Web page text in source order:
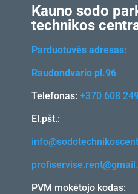
Kauno sodo
technikos
Parduotuvės adresas:
Raudondvario pl.96
Telefonas:+370 608
El.pšt.:
PVM mokėtojo kodas: